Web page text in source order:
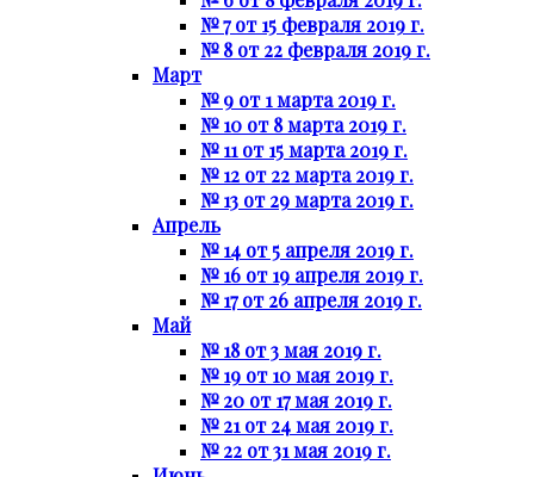
№ 7 от 15 февраля 2019 г.
№ 8 от 22 февраля 2019 г.
Март
№ 9 от 1 марта 2019 г.
№ 10 от 8 марта 2019 г.
№ 11 от 15 марта 2019 г.
№ 12 от 22 марта 2019 г.
№ 13 от 29 марта 2019 г.
Апрель
№ 14 от 5 апреля 2019 г.
№ 16 от 19 апреля 2019 г.
№ 17 от 26 апреля 2019 г.
Май
№ 18 от 3 мая 2019 г.
№ 19 от 10 мая 2019 г.
№ 20 от 17 мая 2019 г.
№ 21 от 24 мая 2019 г.
№ 22 от 31 мая 2019 г.